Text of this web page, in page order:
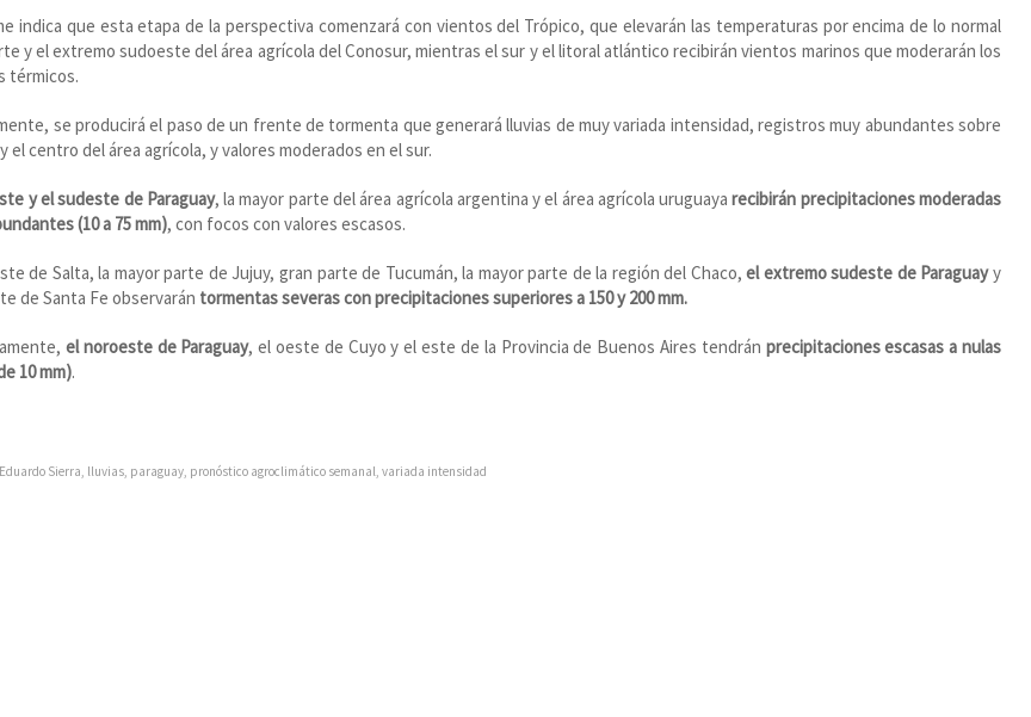
indica que esta etapa de la perspectiva comenzará con vientos del Trópico, que elevarán las temperaturas por encima de lo normal
y el extremo sudoeste del área agrícola del Conosur, mientras el sur y el litoral atlántico recibirán vientos marinos que moderarán los
térmicos.
se producirá el paso de un frente de tormenta que generará lluvias de muy variada intensidad, registros muy abundantes sobre
el centro del área agrícola, y valores moderados en el sur.
y el sudeste de Paraguay, la mayor parte del área agrícola argentina y el área agrícola uruguayarecibirán precipitaciones moderadas
(10 a 75 mm), con focos con valores escasos.
de Salta, la mayor parte de Jujuy, gran parte de Tucumán, la mayor parte de la región del Chaco,el extremo sudeste de Paraguayy
de Santa Fe observarán tormentasseveras con precipitaciones superiores a 150 y 200 mm.
el noroeste de Paraguay, el oeste de Cuyo y el este de la Provincia de Buenos Aires tendrán precipitaciones escasas a nulas
10 mm).
Eduardo Sierra, lluvias, paraguay, pronóstico agroclimático semanal,variada intensidad